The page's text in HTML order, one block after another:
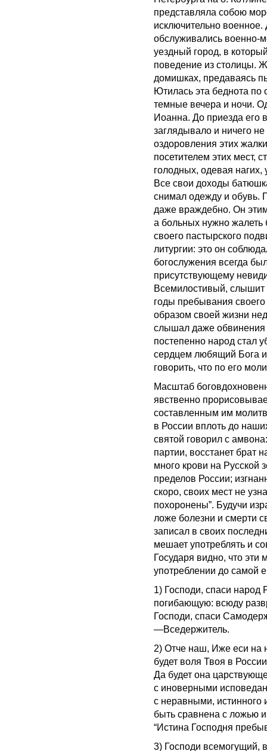
представляла собою
исключительно
обслуживались военно-
уездный город, в
поведение из столицы.
домишках, предаваясь
Ютилась эта беднота по
темные вечера и ночи.
Иоанна. До приезда его
заглядывало и ничего
оздоровления этих
посетителем этих мест,
голодных, одевая
Все свои доходы
снимал одежду и обувь.
даже враждебно. Он
а больных нужно жалеть
своего пастырского
литургии: это он
богослужения всегда
присутствующему
Всемилостивый, слышит
годы пребывания
образом своей жизни
слышал даже обвинения
постепенно народ стал
сердцем любящий Бога
говорить, что по его
Масштаб
явственно
составленным им
в России вплоть до
святой говорил с
партии, восстанет брат
много крови на Русской
пределов России;
скоро, своих мест не
похоронены”. Будучи
ложе болезни и смерти
записал в своих
мешает употреблять и
Государя видно, что
употреблении до самой
1) Господи, спаси народ
погибающую: всюду
Господи, спаси
—Вседержитель.
2) Отче наш, Иже еси на
будет воля Твоя в
Да будет она
с иноверными
с неравными,
быть сравнена с ложью
“Истина Господня
3) Господи всемогущий,